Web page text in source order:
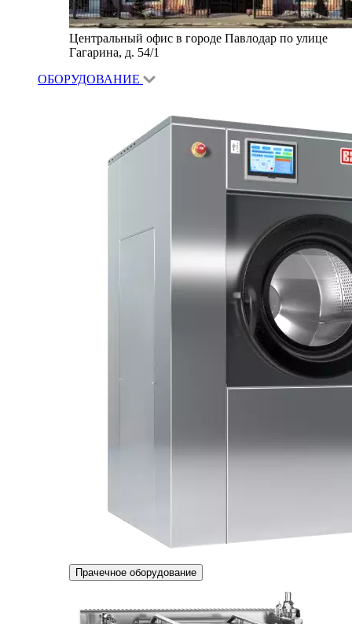
Центральный офис в городе Павлодар по улице
Гагарина, д. 54/1
ОБОРУДОВАНИЕ
Прачечное оборудование